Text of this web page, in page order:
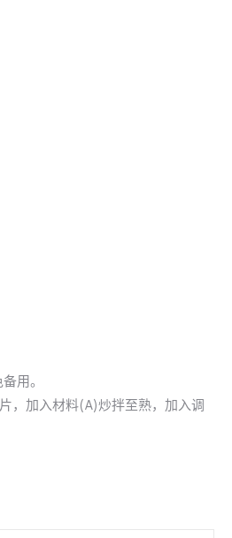
用。
，加入材料(A)炒拌至熟，加入调